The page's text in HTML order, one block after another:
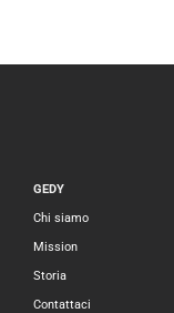
GEDY
Chi siamo
Mission
Storia
Contattaci